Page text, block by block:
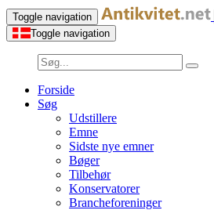
Toggle navigation
Toggle navigation
Forside
Søg
Udstillere
Emne
Sidste nye emner
Bøger
Tilbehør
Konservatorer
Brancheforeninger